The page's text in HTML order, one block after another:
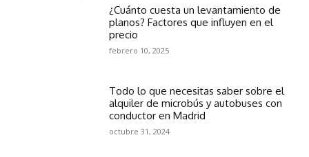
¿Cuánto cuesta un levantamiento de
planos? Factores que influyen en el
precio
febrero 10, 2025
Todo lo que necesitas saber sobre el
alquiler de microbús y autobuses con
conductor en Madrid
octubre 31, 2024